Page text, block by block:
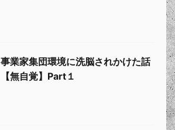
事業家集団環境に洗脳されかけた話
【無自覚】Part１